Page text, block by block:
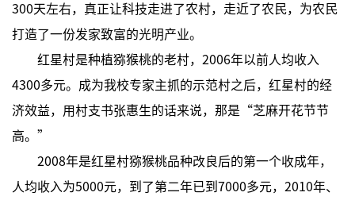
300天左右，真正让科技走进了农村，走近了农民，为农民
打造了一份发家致富的光明产业。
红星村是种植猕猴桃的老村，2006年以前人均收入
4300多元。成为我校专家主抓的示范村之后，红星村的经
济效益，用村支书张惠生的话来说，那是“芝麻开花节节
高。”
2008年是红星村猕猴桃品种改良后的第一个收成年，
人均收入为5000元，到了第二年已到7000多元，2010年、